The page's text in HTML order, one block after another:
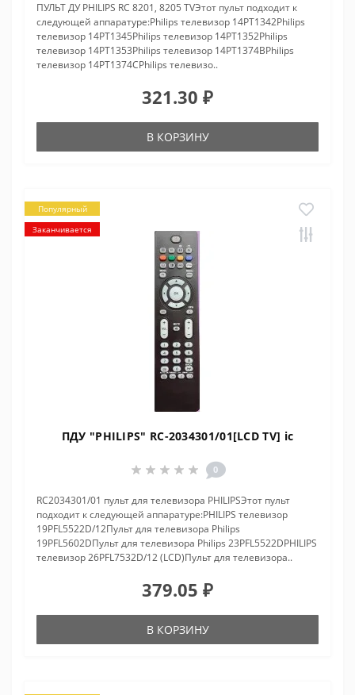
ПУЛЬТ ДУ PHILIPS RC 8201, 8205 TVЭтот пульт подходит к
следующей аппаратуре:Philips телевизор 14PT1342Philips
телевизор 14PT1345Philips телевизор 14PT1352Philips
телевизор 14PT1353Philips телевизор 14PT1374BPhilips
телевизор 14PT1374CPhilips телевизо..
321.30 ₽
В КОРЗИНУ
Популярный
Заканчивается
ПДУ "PHILIPS" RC-2034301/01[LCD TV] ic
0
RC2034301/01 пульт для телевизора PHILIPSЭтот пульт
подходит к следующей аппаратуре:PHILIPS телевизор
19PFL5522D/12Пульт для телевизора Philips
19PFL5602DПульт для телевизора Philips 23PFL5522DPHILIPS
телевизор 26PFL7532D/12 (LCD)Пульт для телевизора..
379.05 ₽
В КОРЗИНУ